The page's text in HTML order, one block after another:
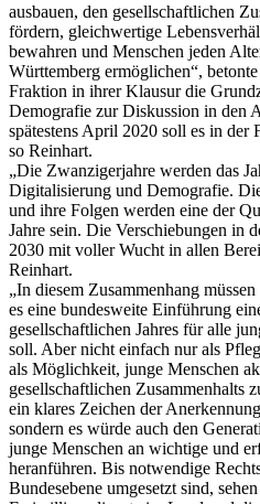
ausbauen, den gesellschaftlichen
fördern, gleichwertige
bewahren und Menschen jeden
Württemberg ermöglichen“,
Fraktion in ihrer Klausur die
Demografie zur Diskussion in den
spätestens April 2020 soll es in der
so Reinhart.
„Die Zwanzigerjahre werden das
Digitalisierung und Demografie.
und ihre Folgen werden eine der
Jahre sein. Die Verschiebungen in
2030 mit voller Wucht in allen
Reinhart.
„In diesem Zusammenhang
es eine bundesweite Einführung
gesellschaftlichen Jahres für alle
soll. Aber nicht einfach nur als
als Möglichkeit, junge Menschen
gesellschaftlichen Zusammenhalts
ein klares Zeichen der
sondern es würde auch den
junge Menschen an wichtige und
heranführen. Bis notwendige
Bundesebene umgesetzt sind,